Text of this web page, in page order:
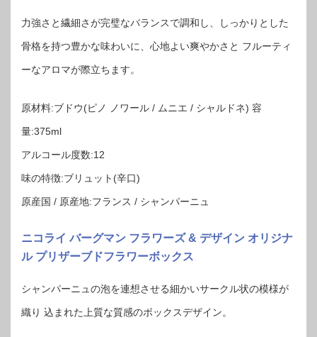
力強さと繊細さが完璧なバランスで調和し、しっかりとした
骨格を持つ豊かな味わいに、心地よい爽やかさと フルーティ
ーなアロマが際立ちます。
原材料:ブドウ(ピノ ノワール / ムニエ / シャルドネ) 容
量:375ml
アルコール度数:12
味の特徴:ブリュット(辛口)
原産国 / 原産地:フランス / シャンパーニュ
ニコライ バーグマン フラワーズ & デザイン オリジナ
ル プリザーブドフラワーボックス
シャンパーニュの泡を連想させる細かいサークル状の模様が
織り 込まれた上質な質感のボックスデザイン。